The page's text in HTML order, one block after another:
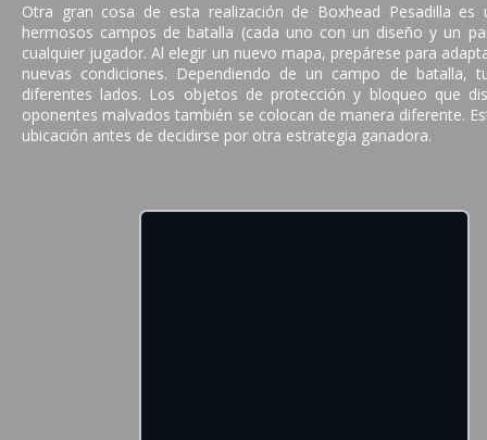
Otra gran cosa de esta realización de Boxhead Pesadilla es
hermosos campos de batalla (cada uno con un diseño y un
cualquier jugador. Al elegir un nuevo mapa, prepárese para
nuevas condiciones. Dependiendo de un campo de batalla,
diferentes lados. Los objetos de protección y bloqueo que
oponentes malvados también se colocan de manera diferente.
ubicación antes de decidirse por otra estrategia ganadora.